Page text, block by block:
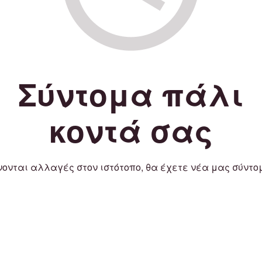
Σύντομα πάλι
κοντά σας
αλλαγές στον ιστότοπο, θα έχετε νέα μας